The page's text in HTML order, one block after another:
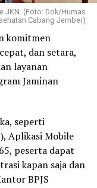
kemudahan
kesempatan
Dengan
keluarga bisa
kesehatan
tuturnya.
biaya.
karena
saya
manfaat
kesehatan
juga merasakan
kehidupan
JKN. (Foto: Dok/Humas
Cabang Jember)
komitmen
dan setara,
layanan
Jaminan
seperti
Aplikasi Mobile
peserta dapat
kapan saja dan
BPJS